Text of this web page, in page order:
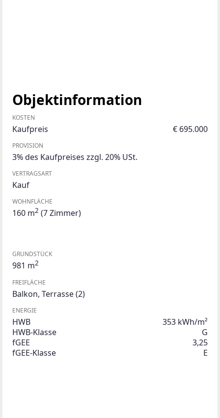
Objektinformation
KOSTEN
Kaufpreis € 695.000
PROVISION
3% des Kaufpreises zzgl. 20% USt.
VERTRAGSART
Kauf
WOHNFLÄCHE
160 m2 (7 Zimmer)
GRUNDSTÜCK
981 m2
FREIFLÄCHE
Balkon, Terrasse(2)
ENERGIE
HWB
353 kWh/m²
HWB-Klasse
G
fGEE
3,25
fGEE-Klasse
E